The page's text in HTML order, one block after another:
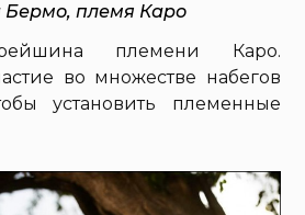
Бермо, племя Каро
племени Каро.
во множестве набегов
установить племенные